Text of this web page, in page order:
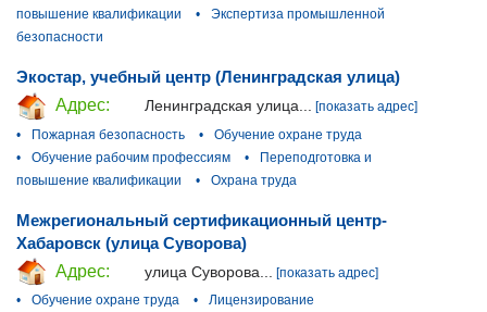
повышение квалификации
•
Экспертиза промышленной
безопасности
Экостар, учебный центр (Ленинградская улица)
Адрес:
Ленинградская улица...
[показать адрес]
•
Пожарная безопасность •
Обучение охране труда
•
Обучение рабочим профессиям •
Переподготовка и
повышение квалификации
• Охрана труда
Межрегиональный сертификационный центр-
Хабаровск (улица Суворова)
Адрес:
улица Суворова...
[показать адрес]
•
Обучение охране труда •
Лицензирование